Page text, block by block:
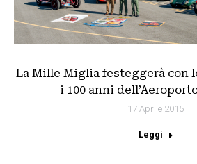
La Mille Miglia festeggerà con
i 100 anni
17 Aprile 2015
Leggi